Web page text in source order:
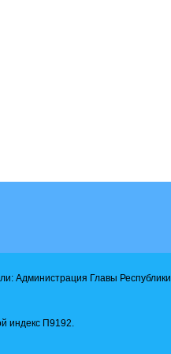
Администрация Главы Республики
индекс П9192.